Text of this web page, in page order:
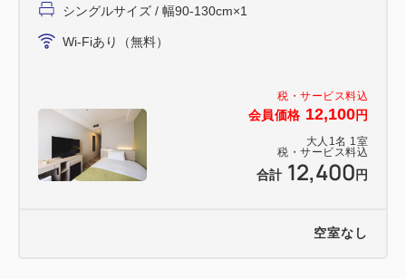
税・サービス料込
会員価格 12,100円
大人 1 名 1 室
税・サービス料込
合計 12,400 円
シングルサイズ / 幅90-130cm×1
Wi-Fiあり（無料）
空室なし